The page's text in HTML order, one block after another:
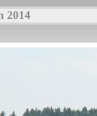
2014